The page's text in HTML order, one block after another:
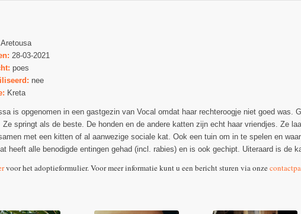
Aretousa
28-03-2021
poes
nee
Kreta
is opgenomen in een gastgezin van Vocal omdat haar rechteroogje niet goed
Ze springt als de beste. De honden en de andere katten zijn echt haar vriendjes. Ze
met een kitten of al aanwezige sociale kat. Ook een tuin om in te spelen en
heeft alle benodigde entingen gehad (incl. rabies) en is ook gechipt. Uiteraard is de
voor het adoptieformulier. Voor meer informatie kunt u een bericht sturen via onze